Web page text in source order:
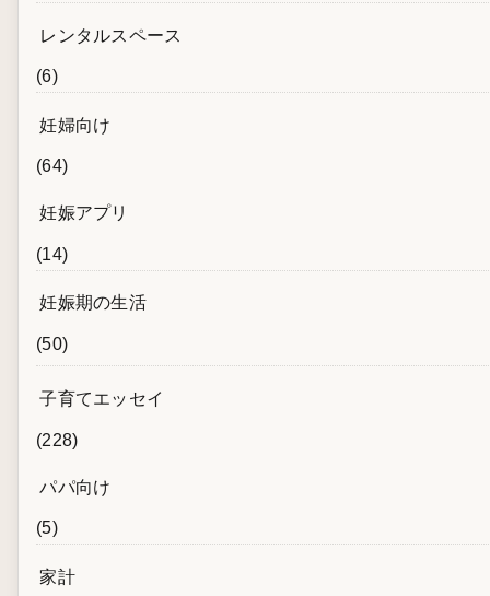
レンタルスペース
(6)
妊婦向け
(64)
妊娠アプリ
(14)
妊娠期の生活
(50)
子育てエッセイ
(228)
パパ向け
(5)
家計